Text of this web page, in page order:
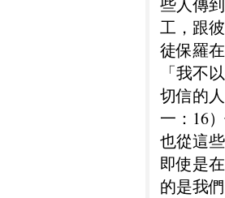
些人傳
工，跟
徒保羅
「我不
切信的
一：16
也從這
即使是
的是我